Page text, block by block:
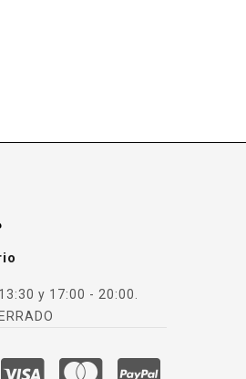
y 17:00 - 20:00.